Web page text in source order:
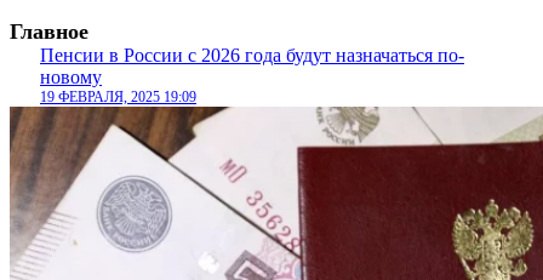
Главное
Пенсии в России с 2026 года будут назначаться по-
новому
19 ФЕВРАЛЯ, 2025 19:09